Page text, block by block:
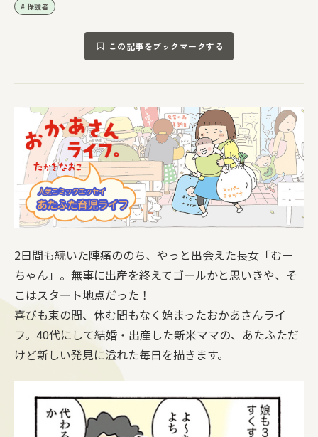
保護者
この記事をブックマークする
2日間も続いた陣痛ののち、やっと出会えた長女「むー
ちゃん」。無事に出産を終えてゴールかと思いきや、そ
こはスタート地点だった！
喜びも束の間、休む間もなく始まったおかあさんライ
フ。40代にして結婚・出産した新米ママの、あたふただ
けど新しい発見に溢れた毎日を描きます。